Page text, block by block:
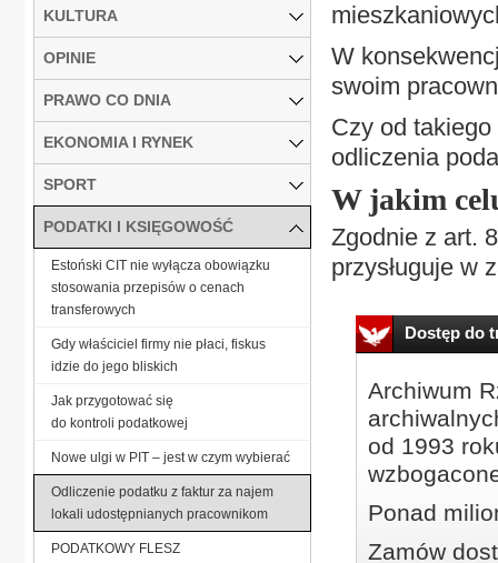
W
swoim
Czy od
odliczenia
W jakim
Zgodnie z art.
przysługuje w
Dostęp do
Archiwum
od 1993
Ponad
Zamów
KULTURA
OPINIE
PRAWO CO DNIA
EKONOMIA I RYNEK
SPORT
PODATKI I KSIĘGOWOŚĆ
Estoński CIT nie wyłącza obowiązku
stosowania przepisów o cenach
transferowych
Gdy właściciel firmy nie płaci, fiskus
idzie do jego bliskich
Jak przygotować się
do kontroli podatkowej
Nowe ulgi w PIT – jest w czym wybierać
Odliczenie podatku z faktur za najem
lokali udostępnianych pracownikom
PODATKOWY FLESZ